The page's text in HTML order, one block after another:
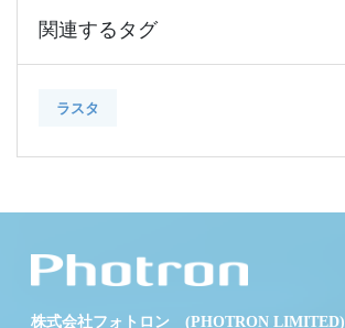
関連するタグ
ラスタ
株式会社フォトロン (PHOTRON LIMITED)